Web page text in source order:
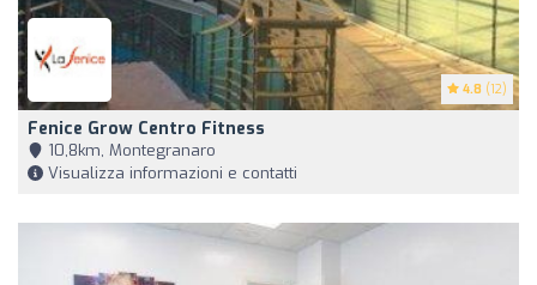
4.8 (12)
Fenice Grow Centro Fitness
10,8km, Montegranaro
Visualizza informazioni e contatti